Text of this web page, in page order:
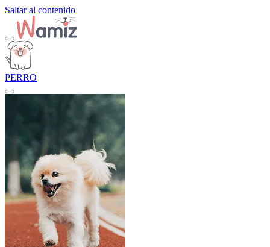
Saltar al contenido
PERRO